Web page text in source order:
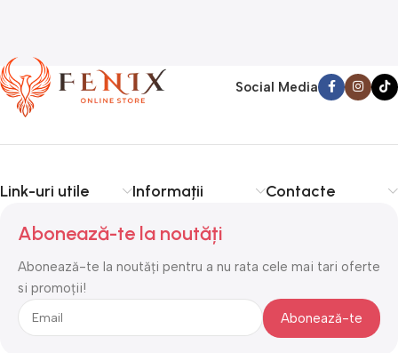
Social Media
Link-uri utile Informații Contacte
Abonează-te la noutăți
Abonează-te la noutăți pentru a nu rata cele mai tari oferte
si promoții!